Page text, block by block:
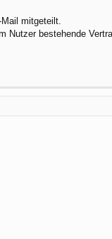
mitgeteilt.
bestehende